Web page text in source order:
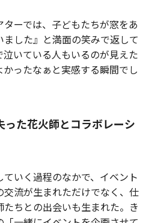
ーでは、子どもたちが窓をあ
した』と満面の笑みで返して
いている人もいるのが見えた
ったなぁと実感する瞬間でし
った花火師とコラボレーシ
いく過程のなかで、イベント
流が生まれただけでなく、仕
ちとの出会いも生まれた。き